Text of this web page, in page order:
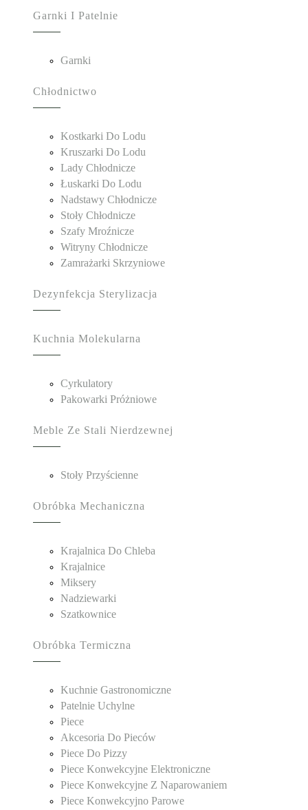
Garnki I Patelnie
Garnki
Chłodnictwo
Kostkarki Do Lodu
Kruszarki Do Lodu
Lady Chłodnicze
Łuskarki Do Lodu
Nadstawy Chłodnicze
Stoły Chłodnicze
Szafy Mroźnicze
Witryny Chłodnicze
Zamrażarki Skrzyniowe
Dezynfekcja Sterylizacja
Kuchnia Molekularna
Cyrkulatory
Pakowarki Próżniowe
Meble Ze Stali Nierdzewnej
Stoły Przyścienne
Obróbka Mechaniczna
Krajalnica Do Chleba
Krajalnice
Miksery
Nadziewarki
Szatkownice
Obróbka Termiczna
Kuchnie Gastronomiczne
Patelnie Uchylne
Piece
Akcesoria Do Pieców
Piece Do Pizzy
Piece Konwekcyjne Elektroniczne
Piece Konwekcyjne Z Naparowaniem
Piece Konwekcyjno Parowe